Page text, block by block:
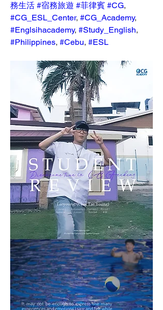
務生活 #宿務旅遊 #菲律賓 #CG
#CG_ESL_Center, #CG_Academy
#Englsihacademy, #Study_English
#Philippines, #Cebu, #ESL